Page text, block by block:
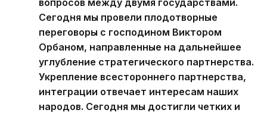
вопросов между двумя государствами.
Сегодня мы провели плодотворные
переговоры с господином Виктором
Орбаном, направленные на дальнейшее
углубление стратегического партнерства.
Укрепление всестороннего партнерства,
интеграции отвечает интересам наших
народов. Сегодня мы достигли четких и